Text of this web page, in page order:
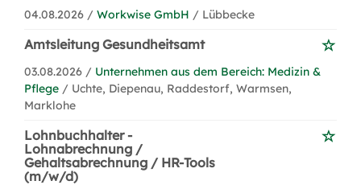
04.08.2026 / Workwise GmbH / Lübbecke
Amtsleitung Gesundheitsamt
03.08.2026 / Unternehmen aus dem Bereich: Medizin &
Pflege / Uchte, Diepenau, Raddestorf, Warmsen,
Marklohe
Lohnbuchhalter -
Lohnabrechnung /
Gehaltsabrechnung / HR-Tools
(m/w/d)